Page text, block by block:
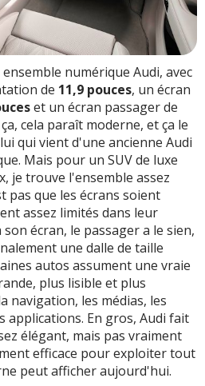
numérique Audi, avec
de 11,9 pouces, un écran
et un écran passager de
cela paraît moderne, et ça le
qui vient d'une ancienne Audi
Mais pour un SUV de luxe
je trouve l'ensemble assez
pas que les écrans soient
assez limités dans leur
écran, le passager a le sien,
une dalle de taille
autos assument une vraie
plus lisible et plus
navigation, les médias, les
applications. En gros, Audi fait
élégant, mais pas vraiment
efficace pour exploiter tout
peut afficher aujourd'hui.